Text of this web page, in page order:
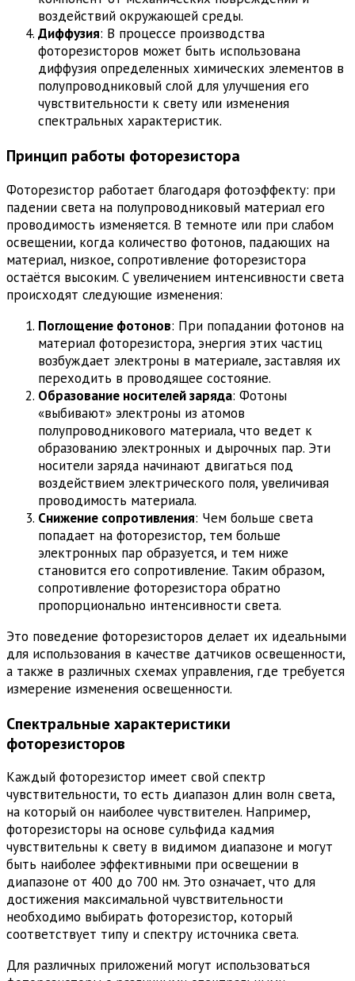
воздействий окружающей среды.
Диффузия: В процессе производства
фоторезисторов может быть использована
диффузия определенных химических элементов в
полупроводниковый слой для улучшения его
чувствительности к свету или изменения
спектральных характеристик.
Принцип работы фоторезистора
Фоторезистор работает благодаря фотоэффекту: при
падении света на полупроводниковый материал его
проводимость изменяется. В темноте или при слабом
освещении, когда количество фотонов, падающих на
материал, низкое, сопротивление фоторезистора
остаётся высоким. С увеличением интенсивности света
происходят следующие изменения:
Поглощение фотонов: При попадании фотонов на
материал фоторезистора, энергия этих частиц
возбуждает электроны в материале, заставляя их
переходить в проводящее состояние.
Образование носителей заряда: Фотоны
«выбивают» электроны из атомов
полупроводникового материала, что ведет к
образованию электронных и дырочных пар. Эти
носители заряда начинают двигаться под
воздействием электрического поля, увеличивая
проводимость материала.
Снижение сопротивления: Чем больше света
попадает на фоторезистор, тем больше
электронных пар образуется, и тем ниже
становится его сопротивление. Таким образом,
сопротивление фоторезистора обратно
пропорционально интенсивности света.
Это поведение фоторезисторов делает их идеальными
для использования в качестве датчиков освещенности,
а также в различных схемах управления, где требуется
измерение изменения освещенности.
Спектральные характеристики
фоторезисторов
Каждый фоторезистор имеет свой спектр
чувствительности, то есть диапазон длин волн света,
на который он наиболее чувствителен. Например,
фоторезисторы на основе сульфида кадмия
чувствительны к свету в видимом диапазоне и могут
быть наиболее эффективными при освещении в
диапазоне от 400 до 700 нм. Это означает, что для
достижения максимальной чувствительности
необходимо выбирать фоторезистор, который
соответствует типу и спектру источника света.
Для различных приложений могут использоваться